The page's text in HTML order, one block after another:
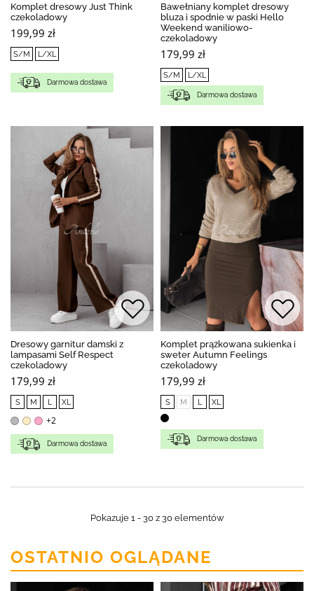
Komplet dresowy Just Think
czekoladowy
199,99 zł
S/M L/XL
Darmowa dostawa
Bawełniany komplet dresowy
bluza i spodnie w paski Hello
Weekend waniliowo-
czekoladowy
179,99 zł
S/M L/XL
Darmowa dostawa
Dresowy garnitur damski z
lampasami Self Respect
czekoladowy
179,99 zł
S M L XL
+2
Darmowa dostawa
Komplet prążkowana sukienka i
sweter Autumn Feelings
czekoladowy
179,99 zł
S M L XL
Darmowa dostawa
Pokazuje 1 - 30 z 30 elementów
OSTATNIO OGLĄDANE